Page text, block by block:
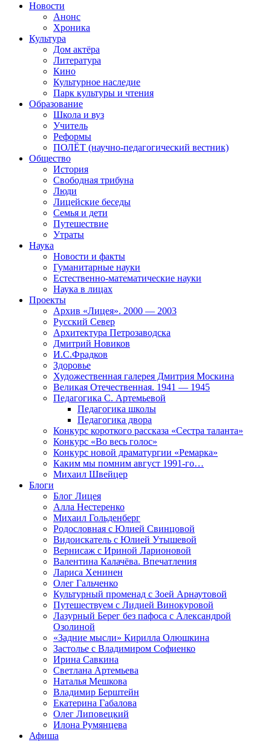
Новости
Анонс
Хроника
Культура
Дом актёра
Литература
Кино
Культурное наследие
Парк культуры и чтения
Образование
Школа и вуз
Учитель
Реформы
ПОЛЁТ (научно-педагогический вестник)
Общество
История
Свободная трибуна
Люди
Лицейские беседы
Семья и дети
Путешествие
Утраты
Наука
Новости и факты
Гуманитарные науки
Естественно-математические науки
Наука в лицах
Проекты
Архив «Лицея». 2000 — 2003
Русский Север
Архитектура Петрозаводска
Дмитрий Новиков
И.С.Фрадков
Здоровье
Художественная галерея Дмитрия Москина
Великая Отечественная. 1941 — 1945
Педагогика С. Артемьевой
Педагогика школы
Педагогика двора
Конкурс короткого рассказа «Сестра таланта»
Конкурс «Во весь голос»
Конкурс новой драматургии «Ремарка»
Каким мы помним август 1991-го…
Михаил Швейцер
Блоги
Блог Лицея
Алла Нестеренко
Михаил Гольденберг
Родословная с Юлией Свинцовой
Видоискатель с Юлией Утышевой
Вернисаж с Ириной Ларионовой
Валентина Калачёва. Впечатления
Лариса Хенинен
Олег Гальченко
Культурный променад с Зоей Арнаутовой
Путешествуем с Лидией Винокуровой
Лазурный Берег без пафоса с Александрой
Озолиной
«Задние мысли» Кирилла Олюшкина
Застолье с Владимиром Софиенко
Ирина Савкина
Светлана Артемьева
Наталья Мешкова
Владимир Берштейн
Екатерина Габалова
Олег Липовецкий
Илона Румянцева
Афиша